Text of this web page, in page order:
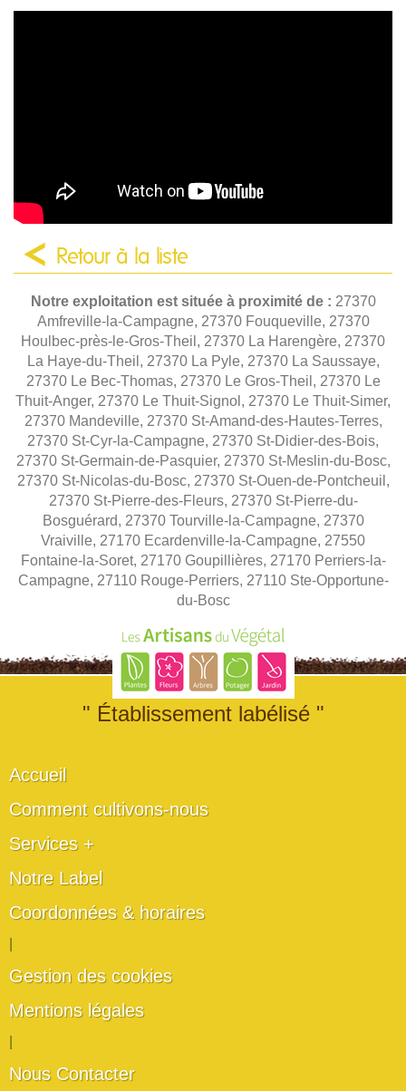
Retour à la liste
Notre exploitation est située à proximité de : 27370
Amfreville-la-Campagne, 27370 Fouqueville, 27370
Houlbec-près-le-Gros-Theil, 27370 La Harengère, 27370
La Haye-du-Theil, 27370 La Pyle, 27370 La Saussaye,
27370 Le Bec-Thomas, 27370 Le Gros-Theil, 27370 Le
Thuit-Anger, 27370 Le Thuit-Signol, 27370 Le Thuit-Simer,
27370 Mandeville, 27370 St-Amand-des-Hautes-Terres,
27370 St-Cyr-la-Campagne, 27370 St-Didier-des-Bois,
27370 St-Germain-de-Pasquier, 27370 St-Meslin-du-Bosc,
27370 St-Nicolas-du-Bosc, 27370 St-Ouen-de-Pontcheuil,
27370 St-Pierre-des-Fleurs, 27370 St-Pierre-du-
Bosguérard, 27370 Tourville-la-Campagne, 27370
Vraiville, 27170 Ecardenville-la-Campagne, 27550
Fontaine-la-Soret, 27170 Goupillières, 27170 Perriers-la-
Campagne, 27110 Rouge-Perriers, 27110 Ste-Opportune-
du-Bosc
" Établissement labélisé "
Accueil
Comment cultivons-nous
Services +
Notre Label
Coordonnées & horaires
Gestion des cookies
Mentions légales
Nous Contacter